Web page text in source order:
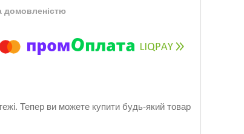
домовленістю
Тепер ви можете купити будь-який товар